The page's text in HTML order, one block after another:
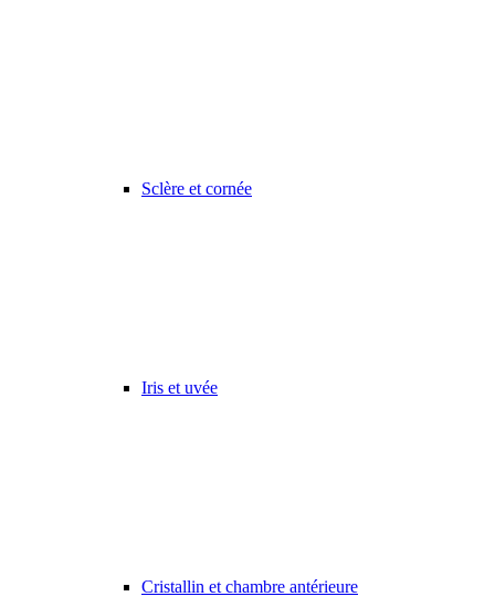
Sclère et cornée
Iris et uvée
Cristallin et chambre antérieure